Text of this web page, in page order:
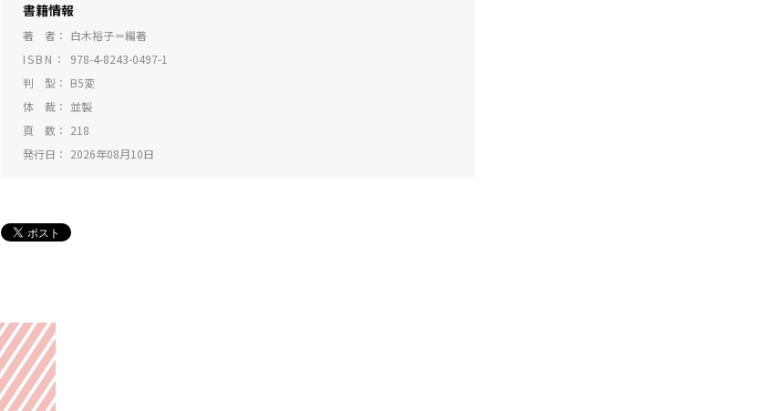
書籍情報
著 者
白木裕子＝編著
ISBN
978-4-8243-0497-1
判 型
B5変
体 裁
並製
頁 数
218
発行日
2026年08月10日